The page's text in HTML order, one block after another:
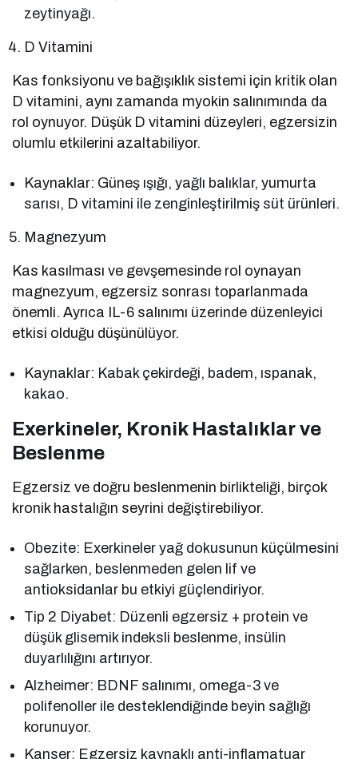
zeytinyağı.
D Vitamini
Kas fonksiyonu ve bağışıklık sistemi için kritik olan
D vitamini, aynı zamanda myokin salınımında da
rol oynuyor. Düşük D vitamini düzeyleri, egzersizin
olumlu etkilerini azaltabiliyor.
Kaynaklar: Güneş ışığı, yağlı balıklar, yumurta
sarısı, D vitamini ile zenginleştirilmiş süt ürünleri.
Magnezyum
Kas kasılması ve gevşemesinde rol oynayan
magnezyum, egzersiz sonrası toparlanmada
önemli. Ayrıca IL-6 salınımı üzerinde düzenleyici
etkisi olduğu düşünülüyor.
Kaynaklar: Kabak çekirdeği, badem, ıspanak,
kakao.
Exerkineler, Kronik Hastalıklar ve
Beslenme
Egzersiz ve doğru beslenmenin birlikteliği, birçok
kronik hastalığın seyrini değiştirebiliyor.
Obezite: Exerkineler yağ dokusunun küçülmesini
sağlarken, beslenmeden gelen lif ve
antioksidanlar bu etkiyi güçlendiriyor.
Tip 2 Diyabet: Düzenli egzersiz + protein ve
düşük glisemik indeksli beslenme, insülin
duyarlılığını artırıyor.
Alzheimer: BDNF salınımı, omega-3 ve
polifenoller ile desteklendiğinde beyin sağlığı
korunuyor.
Kanser: Egzersiz kaynaklı anti-inflamatuar